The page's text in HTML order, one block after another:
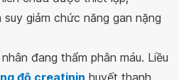
giảm chức năng gan nặng
đang thẩm phân máu. Liều
độ creatinin huyết thanh